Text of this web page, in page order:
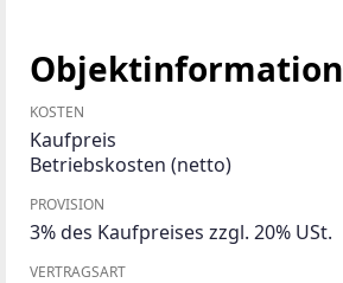
Objektinformation
KOSTEN
Kaufpreis
Betriebskosten (netto)
PROVISION
3% des Kaufpreises zzgl. 20% USt.
VERTRAGSART